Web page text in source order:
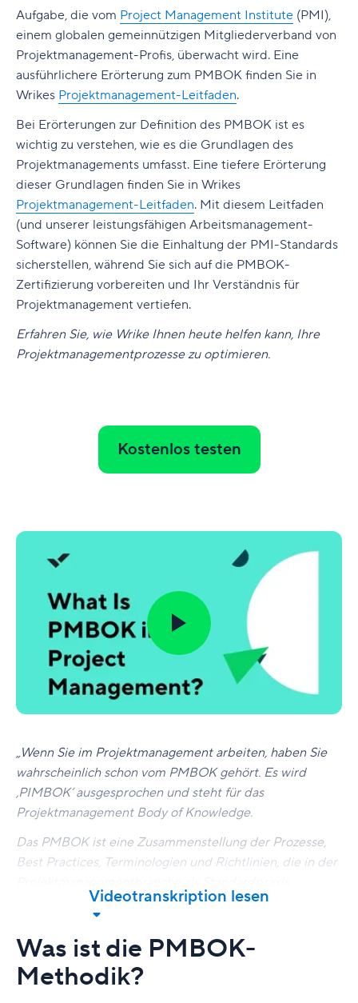
Aufgabe, die vom Project Management Institute (PMI),
einem globalen gemeinnützigen Mitgliederverband von
Projektmanagement-Profis, überwacht wird. Eine
ausführlichere Erörterung zum PMBOK finden Sie in
Wrikes Projektmanagement-Leitfaden.
Bei Erörterungen zur Definition des PMBOK ist es
wichtig zu verstehen, wie es die Grundlagen des
Projektmanagements umfasst. Eine tiefere Erörterung
dieser Grundlagen finden Sie in Wrikes
Projektmanagement-Leitfaden. Mit diesem Leitfaden
(und unserer leistungsfähigen Arbeitsmanagement-
Software) können Sie die Einhaltung der PMI-Standards
sicherstellen, während Sie sich auf die PMBOK-
Zertifizierung vorbereiten und Ihr Verständnis für
Projektmanagement vertiefen.
Erfahren Sie, wie Wrike Ihnen heute helfen kann, Ihre
Projektmanagementprozesse zu optimieren.
Kostenlos testen
„Wenn Sie im Projektmanagement arbeiten, haben Sie
wahrscheinlich schon vom PMBOK gehört. Es wird
‚PIMBOK‘ ausgesprochen und steht für das
Projektmanagement Body of Knowledge.
Das PMBOK ist eine Zusammenstellung der Prozesse,
Best Practices, Terminologien und Richtlinien, die in der
akzeptiert sind. Der PMBOK-Leitfaden wurde von einer
Gruppe von Projektmanagern für Projektmanager
verfasst und wird vom Project Management Institute
Videotranskription lesen
Was ist die PMBOK-
Methodik?